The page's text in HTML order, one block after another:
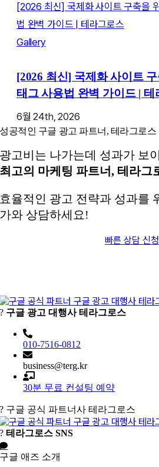
[2026 최신] 국제화 사이트 구축을
법 완벽 가이드 | 테라그로스
Gallery
[2026 최신] 국제화 사이트
태그 사용법 완벽 가이드 | 테
6월 24th, 2026
성공적인 구글 광고 파트너, 테라그로스
광고비는 나가는데 성과가 보
최고의 마케팅 파트너, 테라그
효율적인 광고 전략과 성과를
가와 상담하세요!
빠른 상담 신청
? 구글 광고 대행사 테라그로스
010-7516-0812
business@terg.kr
30분 무료 컨설팅 예약
? 구글 공식 파트너사 테라그로스
?테라그로스 SNS
구글 애즈 소개